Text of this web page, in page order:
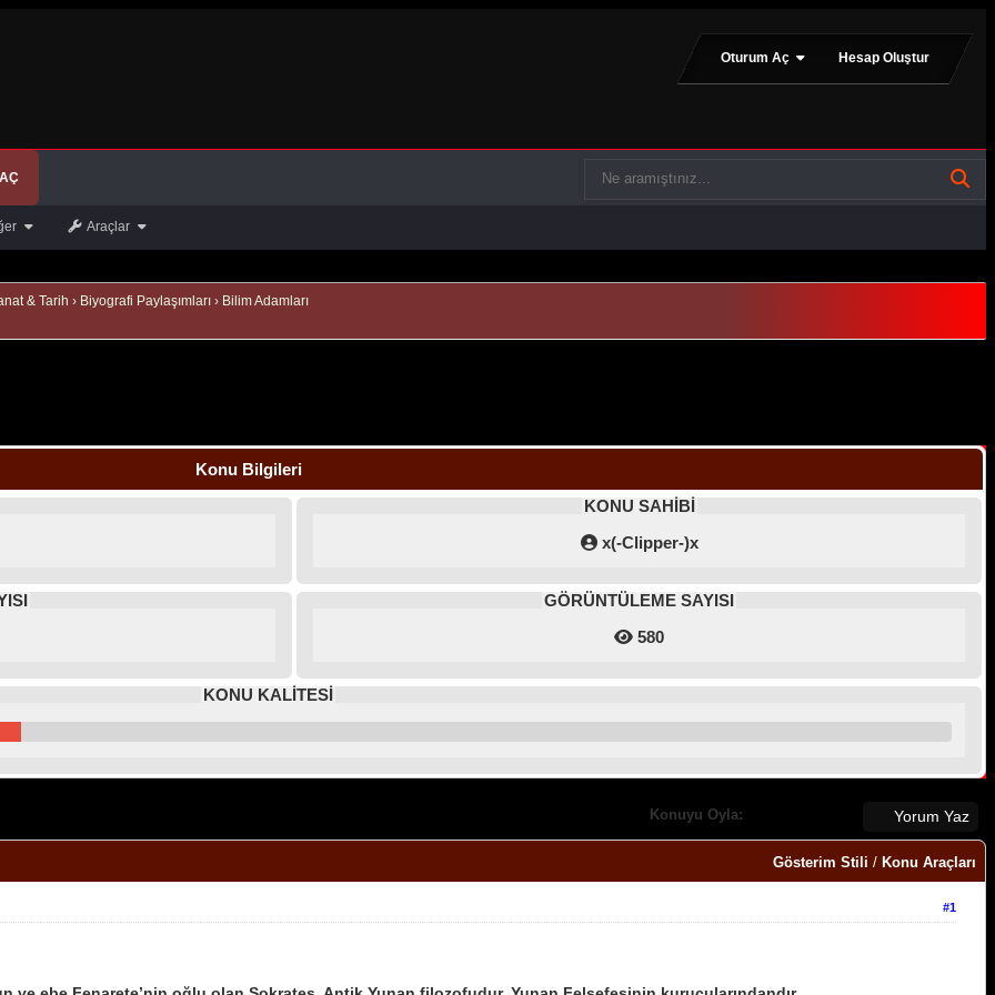
Oturum Aç Hesap Oluştur
Araçlar
& Tarih › Biyografi Paylaşımları › Bilim Adamları
Konu Bilgileri
KONU SAHİBİ
x(-Clipper-)x
GÖRÜNTÜLEME SAYISI
580
KONU KALİTESİ
Yorum Yaz
Konuyu Oyla:
Gösterim Stili / Konu Araçları
#1